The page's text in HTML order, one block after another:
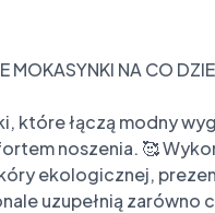
MOKASYNKI NA CO
które łączą modny
noszenia. 🥰
ekologicznej,
uzupełnią zarówno